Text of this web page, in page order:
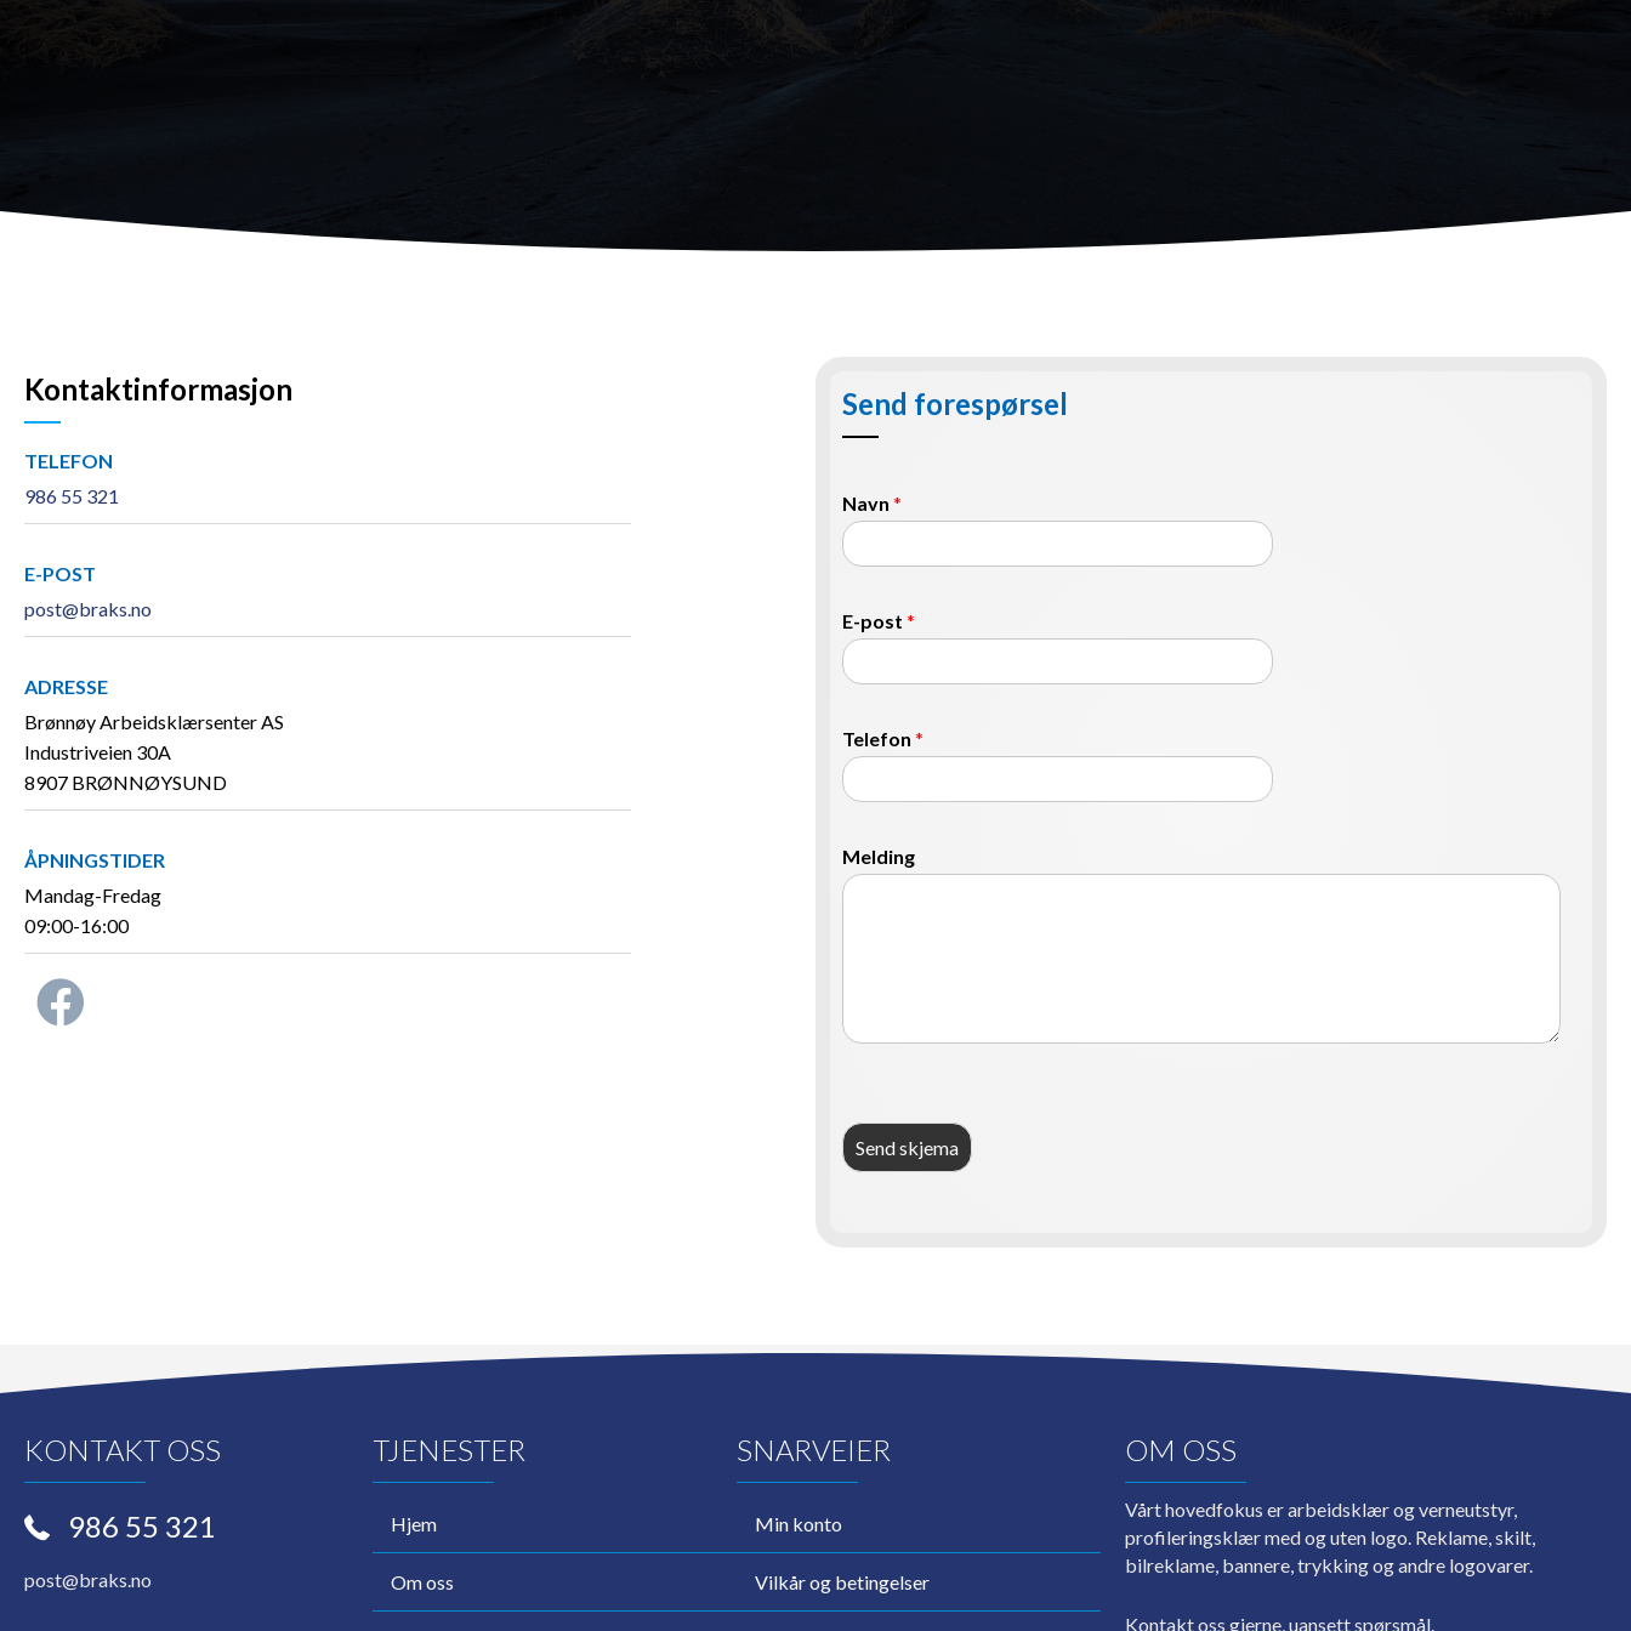
Kontaktinformasjon
TELEFON
986 55 321
E-POST
post@braks.no
ADRESSE
Brønnøy Arbeidsklærsenter AS
Industriveien 30A
8907 BRØNNØYSUND
ÅPNINGSTIDER
Mandag-Fredag
09:00-16:00
Send forespørsel
Navn *
E-post *
Telefon *
Melding
Send skjema
KONTAKT OSS
986 55 321
post@braks.no
TJENESTER
Hjem
Om oss
SNARVEIER
Min konto
Vilkår og betingelser
OM OSS
Vårt hovedfokus er arbeidsklær og verneutstyr,
profileringsklær med og uten logo. Reklame, skilt,
bilreklame, bannere, trykking og andre logovarer.
Kontakt oss gjerne, uansett spørsmål.